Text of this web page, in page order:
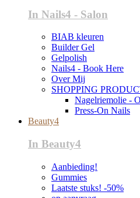
In Nails4 - Salon
BIAB kleuren
Builder Gel
Gelpolish
Nails4 - Book Here
Over Mij
SHOPPING
Nagelriemolie -
Press-On Nails
Beauty4
In Beauty4
Aanbieding!
Gummies
Laatste stuks! -50%